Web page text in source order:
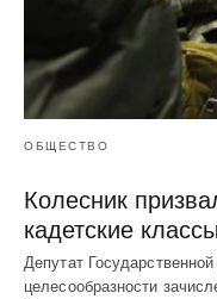
ОБЩЕСТВО
Колесник
кадетские
Депутат
целесообразности